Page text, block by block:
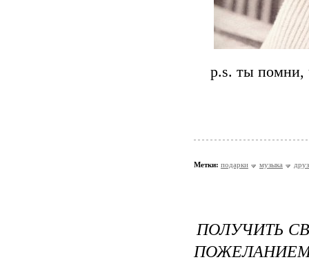
p.s. ты помни,
Метки: подарки музыка
ПОЛУЧИТЬ